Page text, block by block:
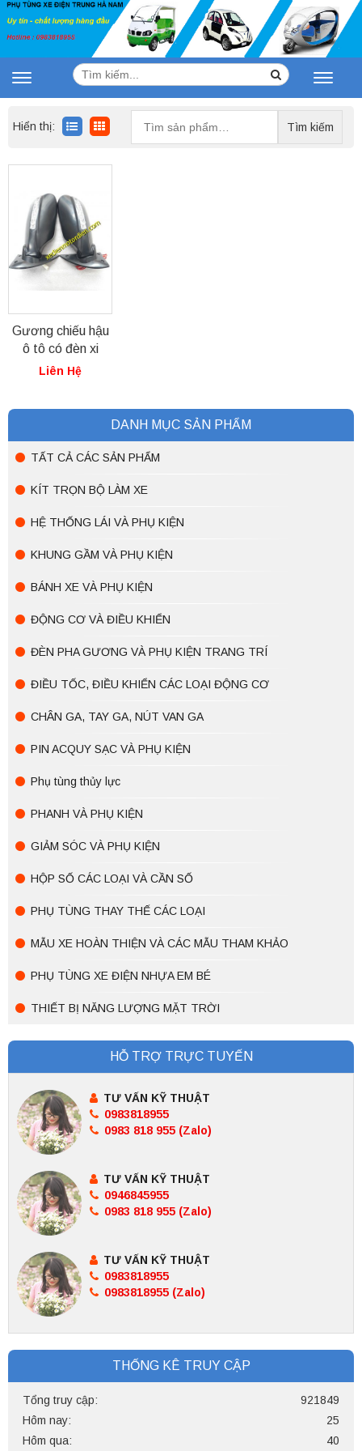
Toggle
navigation
Tìm
kiếm:
Search Toggle
Hiển thị: Tìm Tìm kiếm
Gương chiếu hậu
ô tô có đèn xi
nhan 12V
Liên Hệ
DANH MỤC SẢN PHẨM
TẤT CẢ CÁC SẢN PHẨM
KÍT TRỌN BỘ LÀM XE
HỆ THỐNG LÁI VÀ PHỤ KIỆN
KHUNG GẦM VÀ PHỤ KIỆN
BÁNH XE VÀ PHỤ KIỆN
ĐỘNG CƠ VÀ ĐIỀU KHIỂN
ĐÈN PHA GƯƠNG VÀ PHỤ KIỆN TRANG TRÍ
ĐIỀU TỐC, ĐIỀU KHIỂN CÁC LOẠI ĐỘNG CƠ
CHÂN GA, TAY GA, NÚT VAN GA
PIN ACQUY SẠC VÀ PHỤ KIỆN
Phụ tùng thủy lực
PHANH VÀ PHỤ KIỆN
GIẢM SÓC VÀ PHỤ KIỆN
HỘP SỐ CÁC LOẠI VÀ CẦN SỐ
PHỤ TÙNG THAY THẾ CÁC LOẠI
MẪU XE HOÀN THIỆN VÀ CÁC MẪU THAM KHẢO
PHỤ TÙNG XE ĐIỆN NHỰA EM BÉ
THIẾT BỊ NĂNG LƯỢNG MẶT TRỜI
HỖ TRỢ TRỰC TUYẾN
TƯ VẤN KỸ THUẬT
0983818955
0983 818 955 (Zalo)
TƯ VẤN KỸ THUẬT
0946845955
0983 818 955 (Zalo)
TƯ VẤN KỸ THUẬT
0983818955
0983818955 (Zalo)
THỐNG KÊ TRUY CẬP
921849
Tổng truy cập:
25
Hôm nay:
40
Hôm qua: